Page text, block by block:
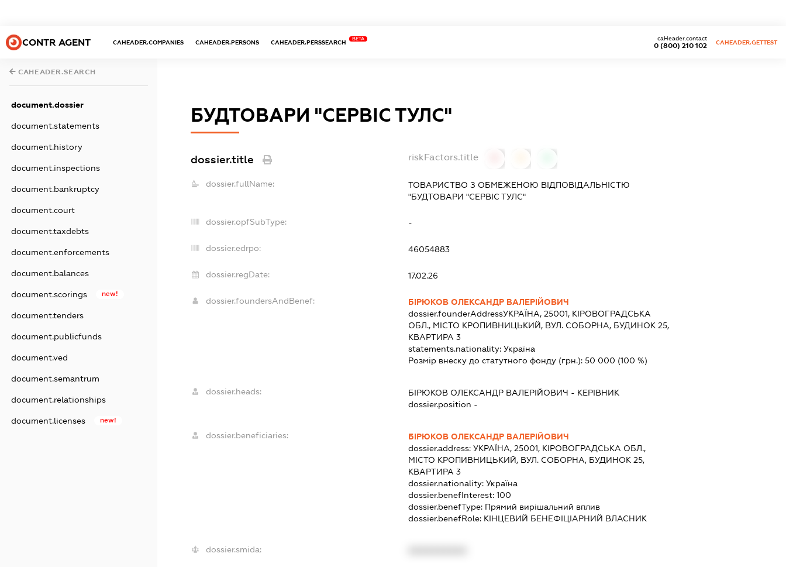
CONTR AGENT CAHEADER.COMPANIES CAHEADER.PERSONS CAHEADER.PERSSEARCH
BETA
0 (800) 210 102
caHeader.contact
CAHEADER.GETTEST
CAHEADER.SEARCH
document.dossier
document.statements
document.history
document.inspections
document.bankruptcy
document.court
document.taxdebts
document.enforcements
document.balances
document.scorings new!
document.tenders
document.publicfunds
document.ved
document.semantrum
document.relationships
document.licenses new!
БУДТОВАРИ "СЕРВІС ТУЛС"
dossier.title riskFactors.title
dossier.fullName:
ТОВАРИСТВО З ОБМЕЖЕНОЮ ВІДПОВІДАЛЬНІСТЮ
"БУДТОВАРИ "СЕРВІС ТУЛС"
dossier.opfSubType: -
dossier.edrpo: 46054883
dossier.regDate: 17.02.26
dossier.foundersAndBenef:
БІРЮКОВ ОЛЕКСАНДР ВАЛЕРІЙОВИЧ
dossier.founderAddressУКРАЇНА, 25001, КІРОВОГРАДСЬКА
ОБЛ., МІСТО КРОПИВНИЦЬКИЙ, ВУЛ. СОБОРНА, БУДИНОК 25,
КВАРТИРА 3
statements.nationality: Україна
Розмір внеску до статутного фонду (грн.): 50 000 (100 %)
dossier.heads: БІРЮКОВ ОЛЕКСАНДР ВАЛЕРІЙОВИЧ - КЕРІВНИК
dossier.position -
dossier.beneficiaries:
БІРЮКОВ ОЛЕКСАНДР ВАЛЕРІЙОВИЧ
dossier.address: УКРАЇНА, 25001, КІРОВОГРАДСЬКА ОБЛ.,
МІСТО КРОПИВНИЦЬКИЙ, ВУЛ. СОБОРНА, БУДИНОК 25,
КВАРТИРА 3
dossier.nationality: Україна
dossier.benefInterest: 100
dossier.benefType: Прямий вирішальний вплив
dossier.benefRole: КІНЦЕВИЙ БЕНЕФІЦІАРНИЙ ВЛАСНИК
dossier.smida: